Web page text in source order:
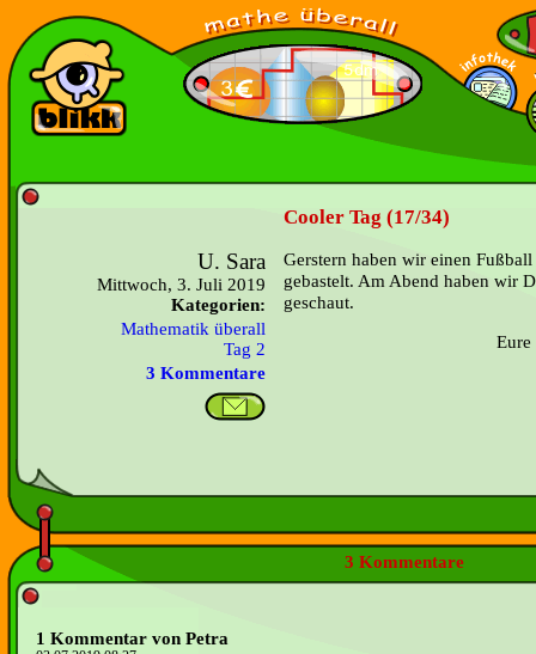
Cooler Tag (17/34)
U. Sara
Mittwoch, 3. Juli 2019
Kategorien:
Mathematik überall
Tag 2
3 Kommentare
Gerstern haben wir einen
gebastelt. Am Abend haben wir
geschaut.
Eure
3 Kommentare
1 Kommentar von Petra